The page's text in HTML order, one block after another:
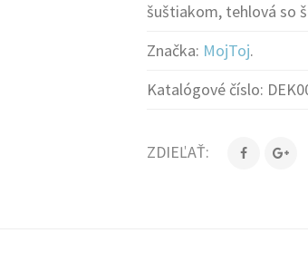
šuštiakom, tehlová so
Značka: MojToj.
Katalógové číslo:
ZDIEĽAŤ: